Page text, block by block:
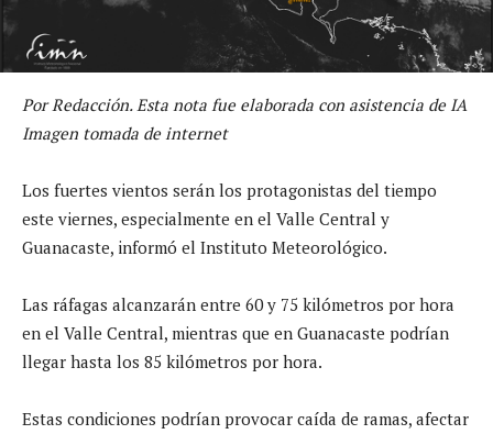
Por Redacción. Esta nota fue elaborada con asistencia de IA
Imagen tomada de internet
Los fuertes vientos serán los protagonistas del tiempo
este viernes, especialmente en el Valle Central y
Guanacaste, informó el Instituto Meteorológico.
Las ráfagas alcanzarán entre 60 y 75 kilómetros por hora
en el Valle Central, mientras que en Guanacaste podrían
llegar hasta los 85 kilómetros por hora.
Estas condiciones podrían provocar caída de ramas, afectar